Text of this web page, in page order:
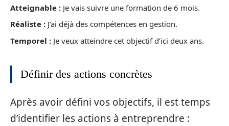
Atteignable : Je vais suivre une formation de 6 mois.
Réaliste : J’ai déjà des compétences en gestion.
Temporel : Je veux atteindre cet objectif d’ici deux ans.
Définir des actions concrètes
Après avoir défini vos objectifs, il est temps
d’identifier les actions à entreprendre :